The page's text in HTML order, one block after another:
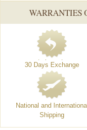
WARRANTIES
30 Days Exchange
National and International
Shipping